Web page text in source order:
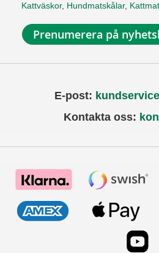
Kattväskor, Hundmatskålar,
Prenumerera på
E-post:
Kontakta oss: